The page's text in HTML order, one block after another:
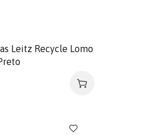
Leitz Recycle Lomo